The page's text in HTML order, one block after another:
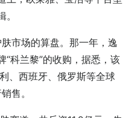
市场的算盘。那一年，逸
“科兰黎”的收购，据悉，该
、西班牙、俄罗斯等全球
售。